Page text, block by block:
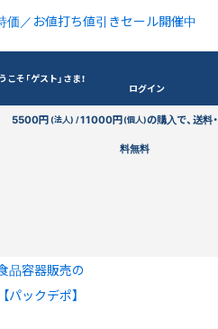
価／お値打ち値引きセール開催中
こそ「ゲスト」さま！
ログイン
5500円(法人) /11000円(個人)の購入で、送料
料無料
品容器販売の
【パックデポ】